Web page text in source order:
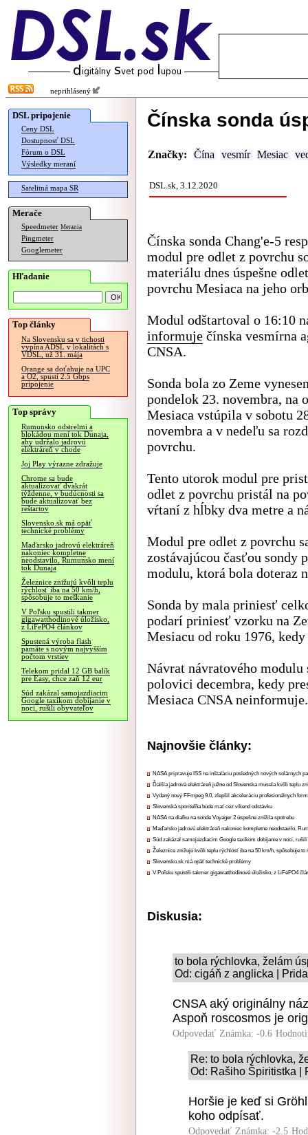
neprihlásený
DSL pripojenie
Ceny DSL
Dostupnosť DSL
Fórum o DSL
Výsledky meraní
Satelitná mapa SR
Merače
Speedmeter Merania
Pingmeter
Googlemeter
Hľadanie
Top články
Na Slovensku sa v tichosti
vypína ADSL v lokalitách s
VDSL, už 31. mája
Orange sa doťahuje na UPC
a O2, spustí 2.5 Gbps
pripojenie
Top správy
Rumunsko odstrelmi a
blokádou mení tok Dunaja,
aby udržalo jadrovú
elektráreň v chode
Joj Play výrazne zdražuje
Chrome sa bude
aktualizovať dvakrát
týždenne, v budúcnosti sa
bude aktualizovať bez
reštartov
Slovensko.sk má opäť
technické problémy
Maďarsko jadrovú elektráreň
nakoniec kompletne
neodstavilo, Rumunsko mení
tok Dunaja
Železnice znižujú kvôli teplu
rýchlosť iba na 50 km/h,
spôsobuje to meškanie
V Poľsku spustili takmer
gigawatthodinové úložisko,
z LiFePO4 článkov
Spustená výroba flash
pamäte s novým najvyšším
počtom vrstiev
Telekom pridal 12 GB balík
pre Easy, chce zaň 12 eur
Súd zakázal samojazdiacim
Google taxíkom dobíjanie v
noci, rušili obyvateľov
Čínska sonda
Značky: Čína vesmír Mesiac
DSL.sk, 3.12.2020
Čínska sonda Chang'e-5
modul pre odlet z povrchu
materiálu dnes úspešne
povrchu Mesiaca na jeho
Modul odštartoval o 16:10
informuje čínska vesmírna
CNSA.
Sonda bola zo Zeme
pondelok 23. novembra, na
Mesiaca vstúpila v sobotu
novembra a v nedeľu sa
povrchu.
Tento utorok modul pre
odlet z povrchu pristál na
vŕtaní z hĺbky dva metre a
Modul pre odlet z povrchu
zostávajúcou časťou sondy
modulu, ktorá bola doteraz
Sonda by mala priniesť
podarí priniesť vzorku na
Mesiacu od roku 1976,
Návrat návratového
polovici decembra, kedy
Mesiaca CNSA neinformuje.
Najnovšie články:
NASA pripravuje ISS na inštaláciu posledných nových solárnych
Ďalšia jadrová elektráreň južne od Slovenska musela kvôli teplu
Vydaný nový FFmpeg 9.0, zlepšil akceleráciu profesionálnych
Slovenská sporiteľňa bude mať cez víkend odstávku
NASA na diaľku na sonde Voyager 2 úspešne znížila spotrebu
Maďarsko jadrovú elektráreň nakoniec kompletne neodstavilo,
Súd zakázal samojazdiacim Google taxíkom dobíjanie v noci,
Železnice znižujú kvôli teplu rýchlosť iba na 50 km/h, spôsobuje to
Slovensko.sk má opäť technické problémy
V Poľsku spustili takmer gigawatthodinové úložisko, z LiFePO4
Diskusia:
to bola rýchlovka, želám
Od: cigáň z anglicka |
CNSA aký originálny
Aspoň roscosmos je
Odpovedať Známka: -0.6
Re: to bola rýchlovka,
Od: Rašiho Špiritistka |
Horšie je keď si
koho odpísať.
Odpovedať Známka: -2.5